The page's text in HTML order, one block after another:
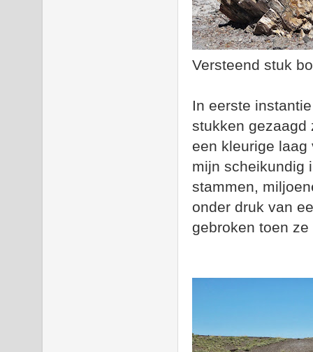
Versteend stuk
In eerste
stukken gezaagd
een kleurige
mijn scheikundig
stammen,
onder druk van
gebroken toen